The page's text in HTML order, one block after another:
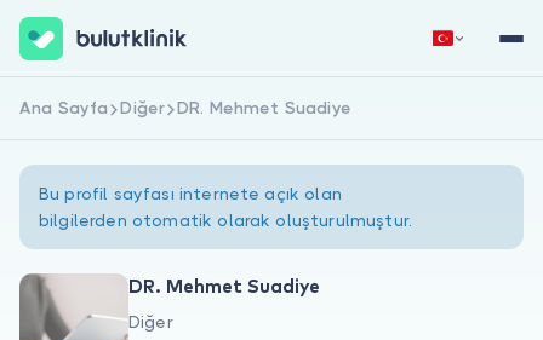
Hemen Kaydol
Ana Sayfa Diğer DR. Mehmet Suadiye
Bu profil sayfası internete açık olan
bilgilerden otomatik olarak oluşturulmuştur.
DR. Mehmet Suadiye
Diğer